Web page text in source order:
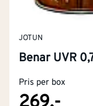
JOTUN
Benar UVR
Pris per box
Kontakt oss
Tjenester
Om Montér